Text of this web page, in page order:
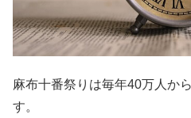
麻布十番祭りは毎年40万人か
す。